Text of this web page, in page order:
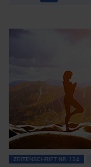
ZEITENSCHRIFT NR. 124